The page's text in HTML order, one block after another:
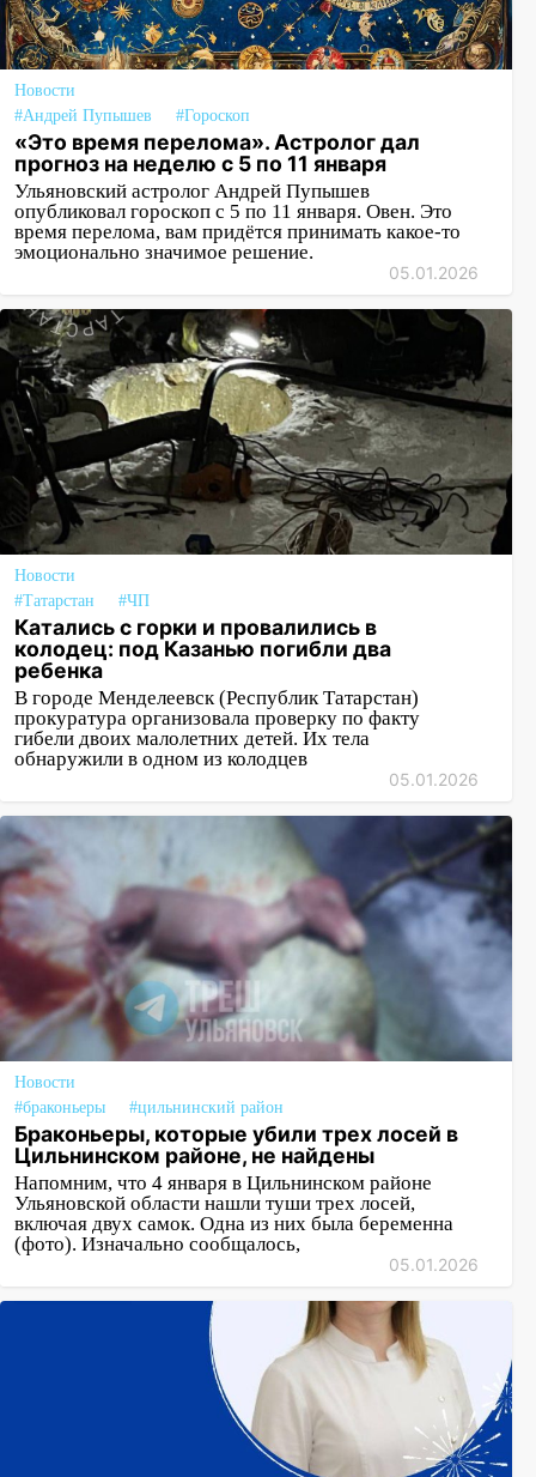
Новости
#Андрей Пупышев
#Гороскоп
«Это время перелома». Астролог дал
прогноз на неделю с 5 по 11 января
Ульяновский астролог Андрей Пупышев
опубликовал гороскоп с 5 по 11 января. Овен. Это
время перелома, вам придётся принимать какое-то
эмоционально значимое решение.
05.01.2026
Новости
#Татарстан
#ЧП
Катались с горки и провалились в
колодец: под Казанью погибли два
ребенка
В городе Менделеевск (Республик Татарстан)
прокуратура организовала проверку по факту
гибели двоих малолетних детей. Их тела
обнаружили в одном из колодцев
05.01.2026
Новости
#браконьеры
#цильнинский район
Браконьеры, которые убили трех лосей в
Цильнинском районе, не найдены
Напомним, что 4 января в Цильнинском районе
Ульяновской области нашли туши трех лосей,
включая двух самок. Одна из них была беременна
(фото). Изначально сообщалось,
05.01.2026